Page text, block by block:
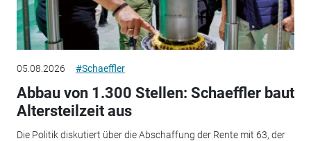
05.08.2026 #Schaeffler
Abbau von 1.300 Stellen: Schaeffler baut
Altersteilzeit aus
Die Politik diskutiert über die Abschaffung der Rente mit 63, der